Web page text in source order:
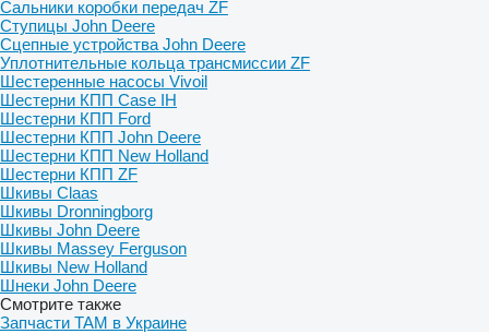
Сальники коробки передач ZF
Ступицы John Deere
Сцепные устройства John Deere
Уплотнительные кольца трансмиссии ZF
Шестеренные насосы Vivoil
Шестерни КПП Case IH
Шестерни КПП Ford
Шестерни КПП John Deere
Шестерни КПП New Holland
Шестерни КПП ZF
Шкивы Claas
Шкивы Dronningborg
Шкивы John Deere
Шкивы Massey Ferguson
Шкивы New Holland
Шнеки John Deere
Смотрите также
Запчасти TAM в Украине